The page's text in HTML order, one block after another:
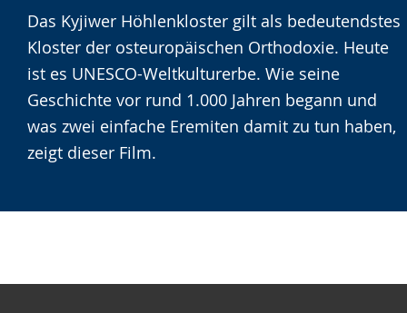
Sprache
wechseln.
Unterstützung.
in
Deutscher
Gebärdensprache
wird
angezeigt.
Das Kyjiwer Höhlenkloster gilt als bedeutendstes
Kloster der osteuropäischen Orthodoxie. Heute
ist es UNESCO-Weltkulturerbe. Wie seine
Geschichte vor rund 1.000 Jahren begann und
was zwei einfache Eremiten damit zu tun haben,
zeigt dieser Film.